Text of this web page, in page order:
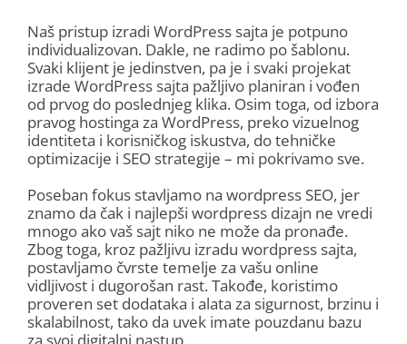
Naš pristup izradi WordPress sajta je potpuno
individualizovan. Dakle, ne radimo po šablonu.
Svaki klijent je jedinstven, pa je i svaki projekat
izrade WordPress sajta pažljivo planiran i vođen
od prvog do poslednjeg klika. Osim toga, od izbora
pravog hostinga za WordPress, preko vizuelnog
identiteta i korisničkog iskustva, do tehničke
optimizacije i SEO strategije – mi pokrivamo sve.
Poseban fokus stavljamo na wordpress SEO, jer
znamo da čak i najlepši wordpress dizajn ne vredi
mnogo ako vaš sajt niko ne može da pronađe.
Zbog toga, kroz pažljivu izradu wordpress sajta,
postavljamo čvrste temelje za vašu online
vidljivost i dugorošan rast. Takođe, koristimo
proveren set dodataka i alata za sigurnost, brzinu i
skalabilnost, tako da uvek imate pouzdanu bazu